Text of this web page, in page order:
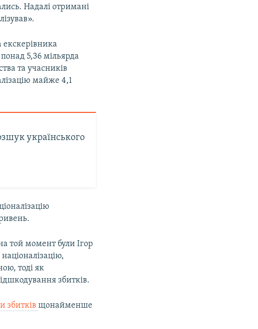
Надалі отримані
екскерівника
понад 5,36 мільярда
та учасників
майже 4,1
українського
той момент були Ігор
тоді як
збитків.
збитківщонайменше